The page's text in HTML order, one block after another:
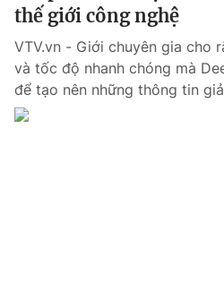
thế giới công nghệ
VTV.vn - Giới chuyên gia cho
và tốc độ nhanh chóng mà
để tạo nên những thông tin